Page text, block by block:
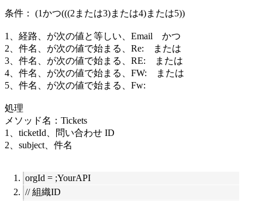
条件： (1かつ(((2または3)または4)または5))
1、経路、が次の値と等しい、Email かつ
2、件名、が次の値で始まる、Re: または
3、件名、が次の値で始まる、RE: または
4、件名、が次の値で始まる、FW: または
5、件名、が次の値で始まる、Fw:
処理
メソッド名：Tickets
1、ticketId、問い合わせ ID
2、subject、件名
orgId = ;YourAPI
// 組織ID